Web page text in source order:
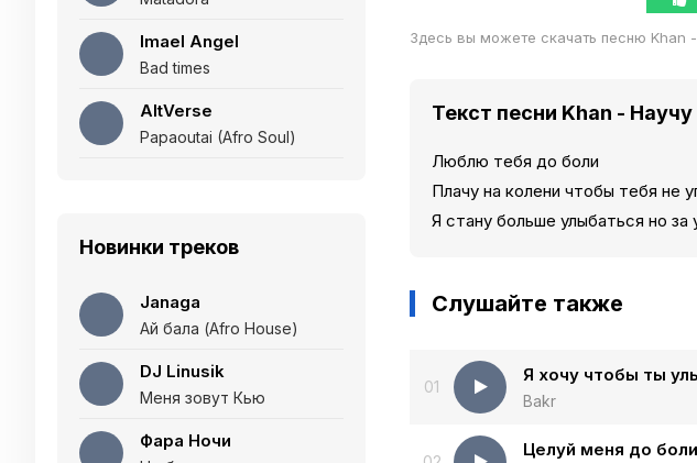
Imael Angel
Bad times
AltVerse
Papaoutai (Afro Soul)
Новинки треков
Janaga
Ай бала (Afro House)
DJ Linusik
Меня зовут Кью
Фара Ночи
Здесь вы можете скачать песню Khan
Текст песни Khan -
Люблю тебя до боли
Плачу на колени чтобы тебя не
Я стану больше улыбаться но за
Слушайте также
01
Я хочу чтобы ты
Bakr
Целуй меня до